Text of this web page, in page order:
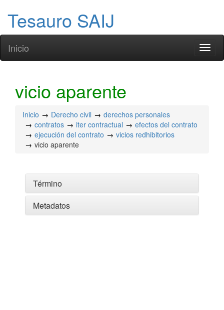
Tesauro SAIJ
Inicio
vicio aparente
Inicio Derecho civil
derechos personales
contratos
iter contractual
efectos del contrato
ejecución del contrato
vicios redhibitorios
vicio aparente
Término
Metadatos